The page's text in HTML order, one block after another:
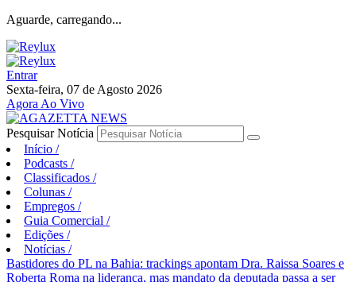
Aguarde, carregando...
Entrar
Sexta-feira, 07 de Agosto 2026
Agora Ao Vivo
Pesquisar Notícia
Início /
Podcasts /
Classificados /
Colunas /
Empregos /
Guia Comercial /
Edições /
Notícias /
Bastidores do PL na Bahia: trackings apontam Dra. Raissa Soares e
Roberta Roma na liderança, mas mandato da deputada passa a ser